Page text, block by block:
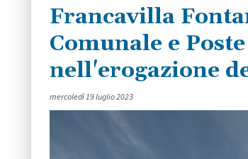
Francavilla
Comunale e
nell'erogazione
mercoledì 19 luglio 2023